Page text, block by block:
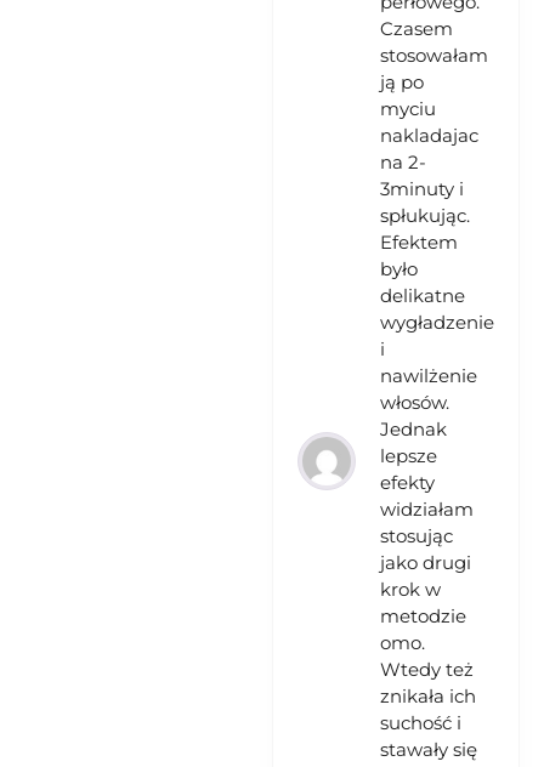
Czasem
stosowałam
ją po
myciu
nakladajac
na 2-
3minuty i
spłukując.
Efektem
było
delikatne
wygładzenie
i
nawilżenie
włosów.
Jednak
lepsze
efekty
widziałam
stosując
jako drugi
krok w
metodzie
omo.
Wtedy też
znikała ich
suchość i
stawały się